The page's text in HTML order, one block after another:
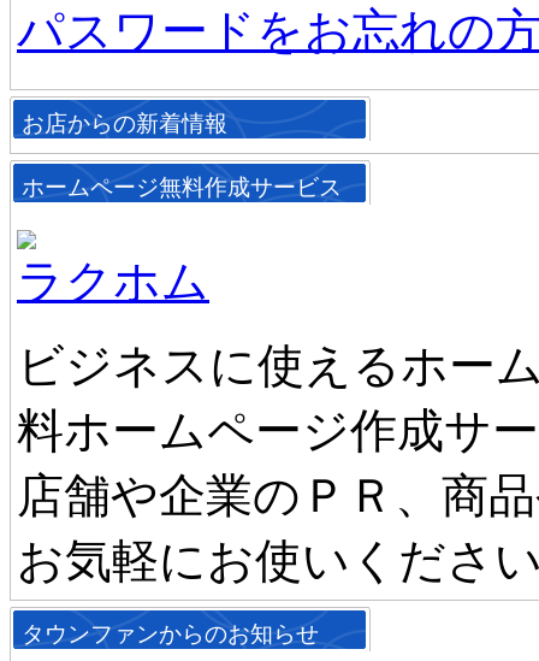
パスワードをお忘れの
お店からの新着情報
ホームページ無料作成サービス
ラクホム
ビジネスに使えるホー
料ホームページ作成サ
店舗や企業のＰＲ、商
お気軽にお使いくださ
タウンファンからのお知らせ